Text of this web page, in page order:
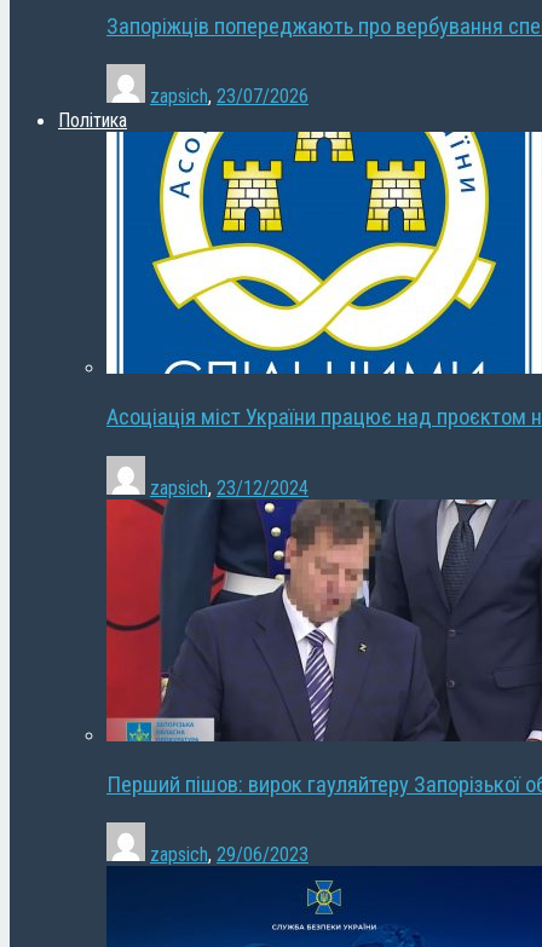
Запоріжців попереджають про вербування
zapsich, 23/07/2026
Політика
Асоціація міст України працює над проєктом
zapsich, 23/12/2024
Перший пішов: вирок гауляйтеру Запорізької
zapsich, 29/06/2023